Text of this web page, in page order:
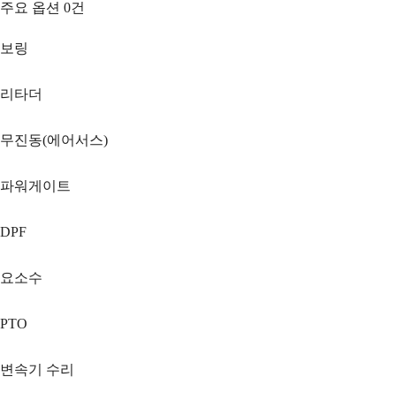
주요 옵션 0건
보링
리타더
무진동(에어서스)
파워게이트
DPF
요소수
PTO
변속기 수리